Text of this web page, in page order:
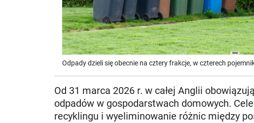
Odpady dzieli się obecnie na cztery frakcje, w czterech
Od 31 marca 2026 r. w całej Anglii
odpadów w gospodarstwach domowych.
recyklingu i wyeliminowanie różnic między